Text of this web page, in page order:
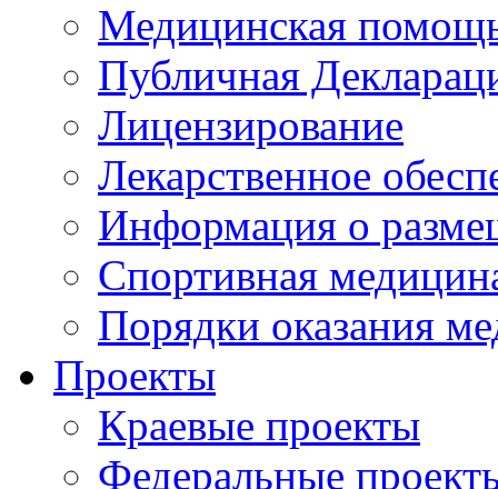
Медицинская
Публичная
Лицензирование
Лекарственное
Информация о
Спортивная
Порядки оказания
Проекты
Краевые проекты
Федеральные